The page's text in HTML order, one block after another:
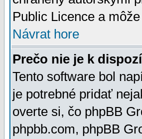
Public Licence a
Návrat hore
Prečo nie je k
Tento software bol
je potrebné pridať
overte si, čo phpBB
phpbb.com, phpBB